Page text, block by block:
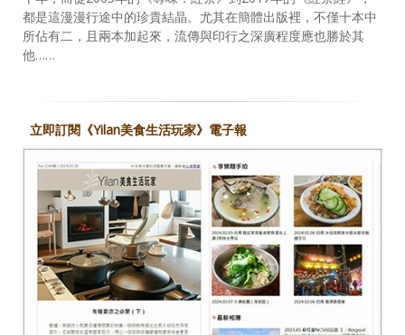
都是這漫漫行途中的珍貴結晶。尤其在簡體出版裡，不僅十本中
所佔有二，且兩本加起來，流傳與印行之深廣程度應也勝於其
他……
立即訂閱《Yilan美食生活玩家》電子報